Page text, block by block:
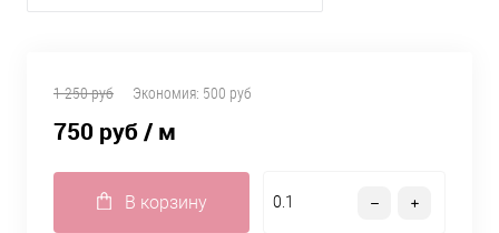
1 250 руб Экономия: 500 руб
750 руб/ м
В корзину